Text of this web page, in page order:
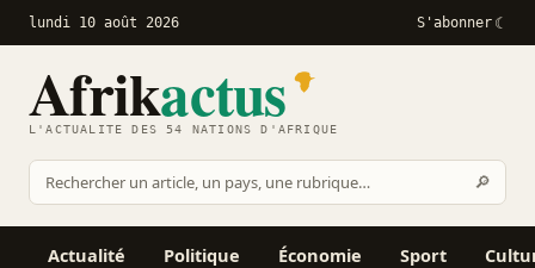
lundi 10 août 2026 S'abonner
Afrikactus
L'ACTUALITÉ DES 54 NATIONS D'AFRIQUE
Rechercher
sur
Afrikactus
🔎
Actualité Politique Économie Sport